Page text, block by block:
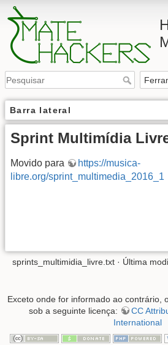
Barra lateral
Sprint Multimídia
Movido para
https://musica-
libre.org/sprint_multimedia_2016_1
sprints_multimidia_livre.txt · Última
Exceto onde for informado ao contrário,
sob a seguinte licença:
CC
International